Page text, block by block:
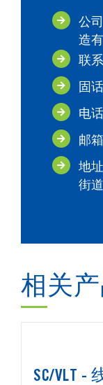
公
造
联
固
电
邮
地
街
相关
SC/VLT